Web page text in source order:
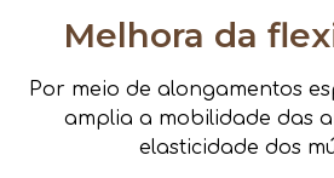
Melhora da
Por meio de alongamentos
amplia a mobilidade das
elasticidade dos